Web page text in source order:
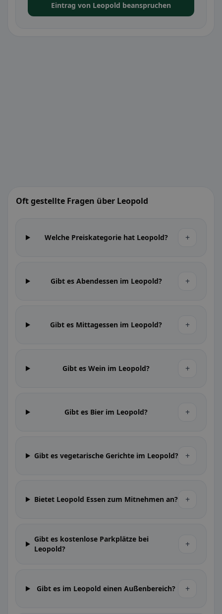
Eintrag von Leopold beanspruchen
Oft gestellte Fragen über Leopold
Welche Preiskategorie hat Leopold? +
Gibt es Abendessen im Leopold? +
Gibt es Mittagessen im Leopold? +
Gibt es Wein im Leopold? +
Gibt es Bier im Leopold? +
Gibt es vegetarische Gerichte im Leopold? +
Bietet Leopold Essen zum Mitnehmen an? +
Gibt es kostenlose Parkplätze bei
Leopold?
+
Gibt es im Leopold einen Außenbereich? +